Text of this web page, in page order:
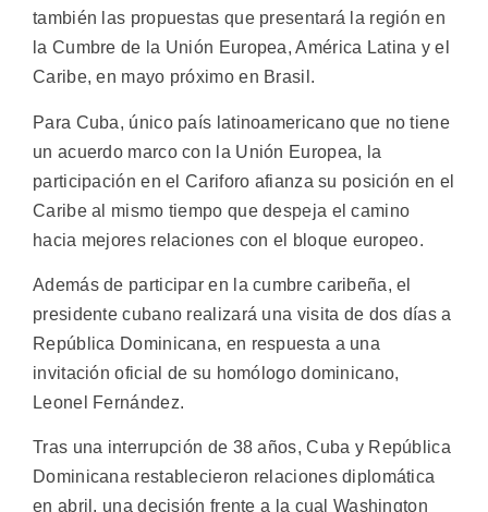
también las propuestas que presentará la región en
la Cumbre de la Unión Europea, América Latina y el
Caribe, en mayo próximo en Brasil.
Para Cuba, único país latinoamericano que no tiene
un acuerdo marco con la Unión Europea, la
participación en el Cariforo afianza su posición en el
Caribe al mismo tiempo que despeja el camino
hacia mejores relaciones con el bloque europeo.
Además de participar en la cumbre caribeña, el
presidente cubano realizará una visita de dos días a
República Dominicana, en respuesta a una
invitación oficial de su homólogo dominicano,
Leonel Fernández.
Tras una interrupción de 38 años, Cuba y República
Dominicana restablecieron relaciones diplomática
en abril, una decisión frente a la cual Washington